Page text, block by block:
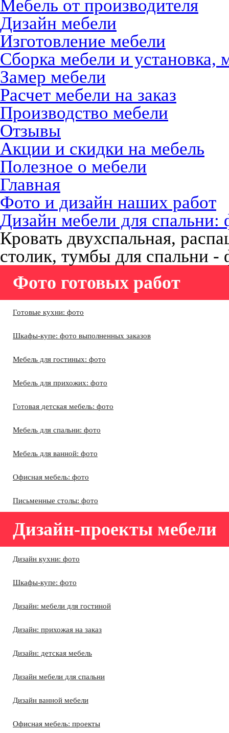
Мебель от производителя
Дизайн мебели
Изготовление мебели
Сборка мебели и установка,
Замер мебели
Расчет мебели на заказ
Производство мебели
Отзывы
Акции и скидки на мебель
Полезное о мебели
Главная
Фото и дизайн наших работ
Дизайн мебели для спальни:
Кровать двухспальная,
столик, тумбы для спальни -
Фото готовых работ
Готовые кухни: фото
Шкафы-купе: фото выполненных заказов
Мебель для гостиных: фото
Мебель для прихожих: фото
Готовая детская мебель: фото
Мебель для спальни: фото
Мебель для ванной: фото
Офисная мебель: фото
Письменные столы: фото
Дизайн-проекты мебели
Дизайн кухни: фото
Шкафы-купе: фото
Дизайн: мебели для гостиной
Дизайн: прихожая на заказ
Дизайн: детская мебель
Дизайн мебели для спальни
Дизайн ванной мебели
Офисная мебель: проекты